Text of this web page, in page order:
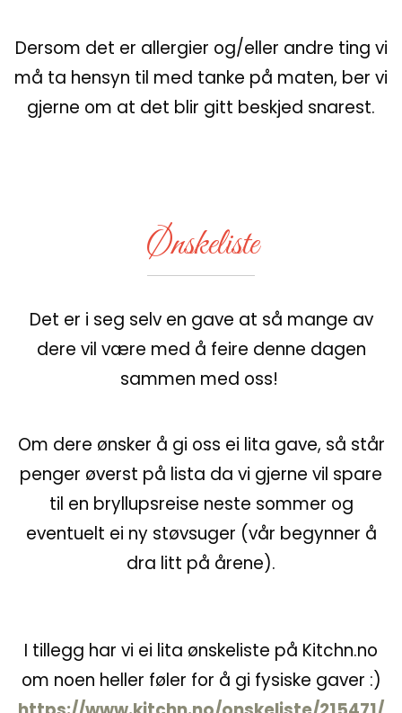
Dersom det er allergier og/eller andre ting vi
må ta hensyn til med tanke på maten, ber vi
gjerne om at det blir gitt beskjed snarest.
Ønskeliste
Det er i seg selv en gave at så mange av
dere vil være med å feire denne dagen
sammen med oss!
Om dere ønsker å gi oss ei lita gave, så står
penger øverst på lista da vi gjerne vil spare
til en bryllupsreise neste sommer og
eventuelt ei ny støvsuger (vår begynner å
dra litt på årene).
I tillegg har vi ei lita ønskeliste på Kitchn.no
om noen heller føler for å gi fysiske gaver :)